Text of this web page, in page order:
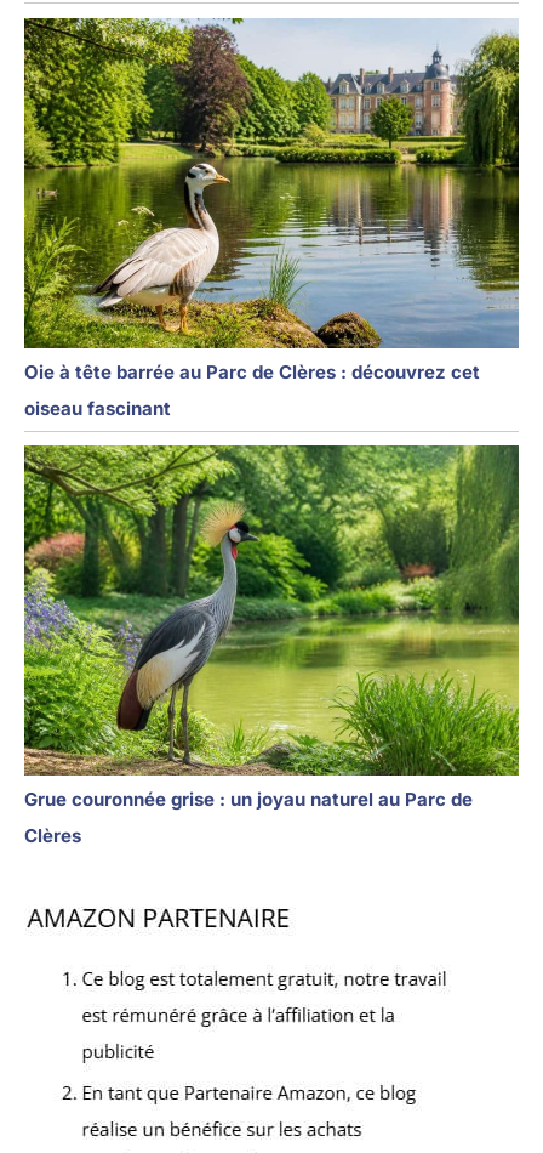
Oie à tête barrée au Parc de Clères : découvrez cet
oiseau fascinant
Grue couronnée grise : un joyau naturel au Parc de
Clères